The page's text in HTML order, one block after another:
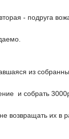
- подруга
из
и собрать
возвращать их